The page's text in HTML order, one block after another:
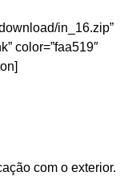
in_16.zip”
color=”faa519″
com o exterior.